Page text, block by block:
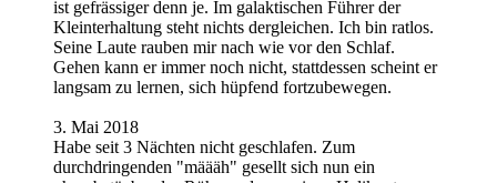
ist gefrässiger denn je. Im galaktischen Führer der
Kleinterhaltung steht nichts dergleichen. Ich bin ratlos.
Seine Laute rauben mir nach wie vor den Schlaf.
Gehen kann er immer noch nicht, stattdessen scheint er
langsam zu lernen, sich hüpfend fortzubewegen.
3. Mai 2018
Habe seit 3 Nächten nicht geschlafen. Zum
durchdringenden "määäh" gesellt sich nun ein